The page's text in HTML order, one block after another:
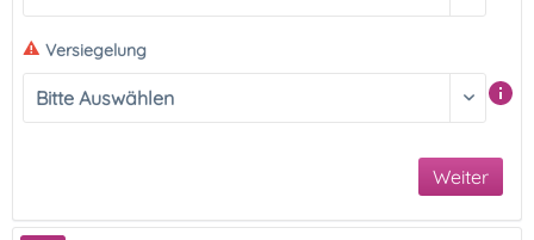
Versiegelung
Weiter